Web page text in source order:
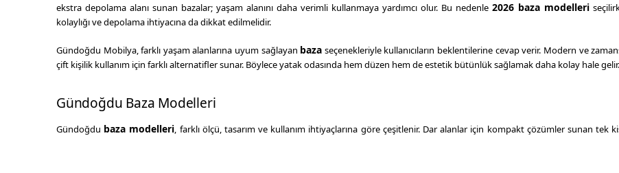
ekstra depolama alanı sunan bazalar; yaşam alanını daha verimli kullanmaya yardımcı olur. Bu nedenle 2026 baza modelleri
kolaylığı ve depolama ihtiyacına da dikkat edilmelidir.
Gündoğdu Mobilya, farklı yaşam alanlarına uyum sağlayan baza seçenekleriyle kullanıcıların beklentilerine cevap verir. Modern ve
çift kişilik kullanım için farklı alternatifler sunar. Böylece yatak odasında hem düzen hem de estetik bütünlük sağlamak daha kolay hale gelir.
Gündoğdu Baza Modelleri
Gündoğdu baza modelleri, farklı ölçü, tasarım ve kullanım ihtiyaçlarına göre çeşitlenir. Dar alanlar için kompakt çözümler sunan tek